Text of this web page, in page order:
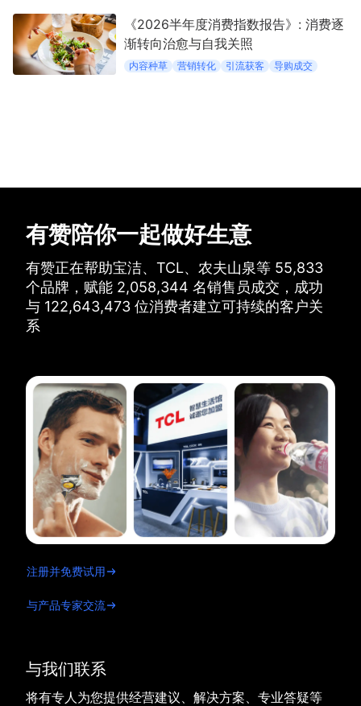
《2026半年度消费指数报告》: 消费逐
渐转向治愈与自我关照
内容种草 营销转化 引流获客 导购成交
有赞陪你一起做好生意
有赞正在帮助宝洁、TCL、农夫山泉等 55,833
个品牌， 赋能 2,058,344 名销售员成交， 成功
与 122,643,473 位消费者建立可持续的客户关
系
与我们联系
将有专人为您提供经营建议、解决方案、专业答疑等
注册并免费试用
与产品专家交流